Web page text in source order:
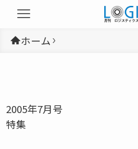
ホーム
2005年7月号
特集